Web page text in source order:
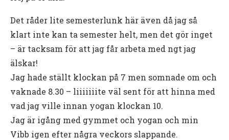
Det råder lite semesterlunk här även då jag så
klart inte kan ta semester helt, men det gör inget
– är tacksam för att jag får arbeta med ngt jag
älskar!
Jag hade ställt klockan på 7 men somnade om och
vaknade 8.30 – liiiiiiite väl sent för att hinna med
vad jag ville innan yogan klockan 10.
Jag är igång med gymmet och yogan och min
Vibb igen efter några veckors slappande.